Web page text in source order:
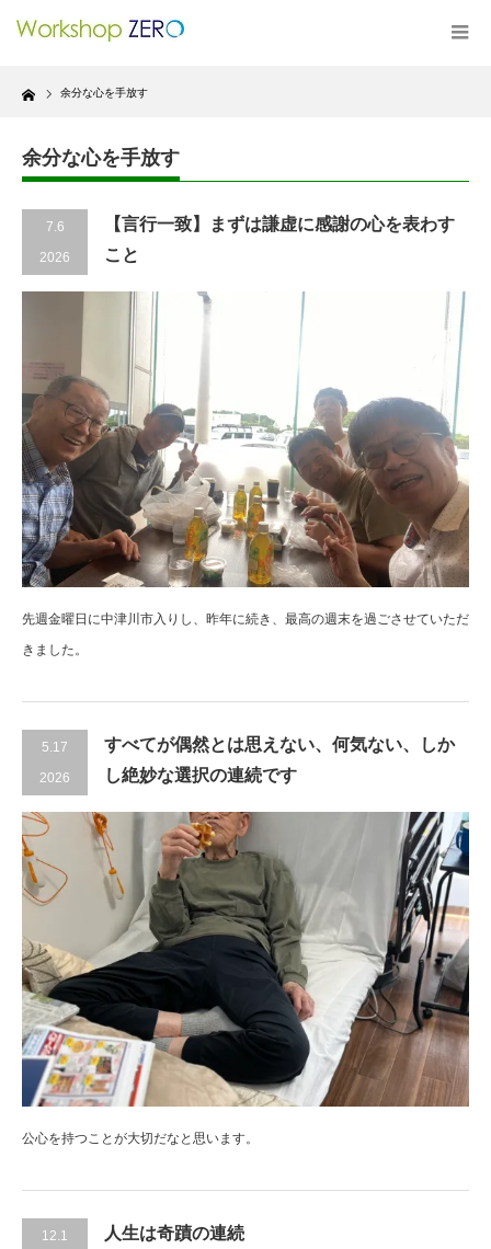
Home 余分な心を手放す
余分な心を手放す
7.6
2026
【言行一致】まずは謙虚に感謝の心を表わす
こと
先週金曜日に中津川市入りし、昨年に続き、最高の週末を過ごさせていただ
きました。
5.17
2026
すべてが偶然とは思えない、何気ない、しか
し絶妙な選択の連続です
公心を持つことが大切だなと思います。
12.1
人生は奇蹟の連続